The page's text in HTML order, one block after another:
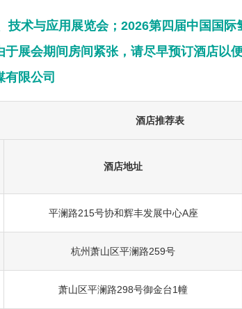
技术与应用展览会； 2026第四届中国国际
展会期间房间紧张，请尽早预订酒店以
限公司
酒店推荐表
酒店地址
平澜路215号协和辉丰发展中心A座
杭州萧山区平澜路259号
萧山区平澜路298号御金台1幢